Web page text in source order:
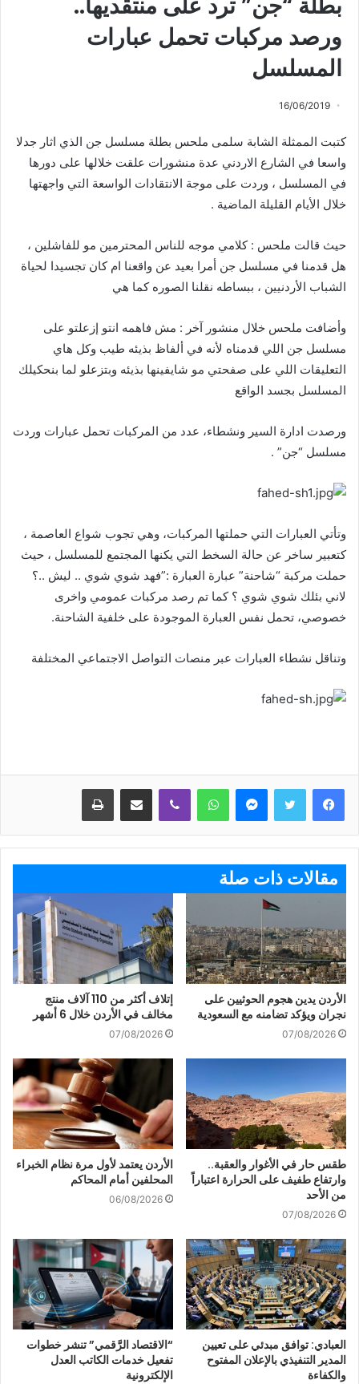
بطلة “جن” ترد على منتقديها..
ورصد مركبات تحمل عبارات
المسلسل
16/06/2019
كتبت الممثلة الشابة سلمى ملحس بطلة مسلسل جن الذي اثار جدلا
واسعا في الشارع الاردني عدة منشورات علقت خلالها على دورها
في المسلسل ، وردت على موجة الانتقادات الواسعة التي واجهتها
خلال الأيام القليلة الماضية .
حيث قالت ملحس : كلامي موجه للناس المحترمين مو للفاشلين ،
هل قدمنا في مسلسل جن أمرا بعيد عن واقعنا ام كان تجسيدا لحياة
الشباب الأردنيين ، ببساطه نقلنا الصوره كما هي
وأضافت ملحس خلال منشور آخر : مش فاهمه انتو إزعلتو على
مسلسل جن اللي قدمناه لأنه في ألفاظ بذيئه طيب وكل هاي
التعليقات اللي على صفحتي مو شايفينها بذيئه وبتزعلو لما بنحكيلك
المسلسل بجسد الواقع
ورصدت ادارة السير ونشطاء، عدد من المركبات تحمل عبارات وردت
مسلسل “جن” .
وتأتي العبارات التي حملتها المركبات، وهي تجوب شواع العاصمة ،
كتعبير ساخر عن حالة السخط التي يكنها المجتمع للمسلسل ، حيث
حملت مركبة “شاحنة” عبارة العبارة :”فهد شوي شوي .. ليش ..؟
لاني بئلك شوي شوي ؟ كما تم رصد مركبات عمومي واخرى
خصوصي، تحمل نفس العبارة الموجودة على خلفية الشاحنة.
وتناقل نشطاء العبارات عبر منصات التواصل الاجتماعي المختلفة
ماسنجر واتساب ڤايبر مشاركة عبر البريد طباعة
مقالات ذات صلة
الأردن يدين هجوم الحوثيين على
نجران ويؤكد تضامنه مع السعودية
07/08/2026
إتلاف أكثر من 110 آلاف منتج
مخالف في الأردن خلال 6 أشهر
07/08/2026
طقس حار في الأغوار والعقبة..
وارتفاع طفيف على الحرارة اعتباراً
من الأحد
07/08/2026
الأردن يعتمد لأول مرة نظام الخبراء
المحلفين أمام المحاكم
06/08/2026
العبادي: توافق مبدئي على تعيين
المدير التنفيذي بالإعلان المفتوح
والكفاءة
“الاقتصاد الرَّقمي” تنشر خطوات
تفعيل خدمات الكاتب العدل
الإلكترونية